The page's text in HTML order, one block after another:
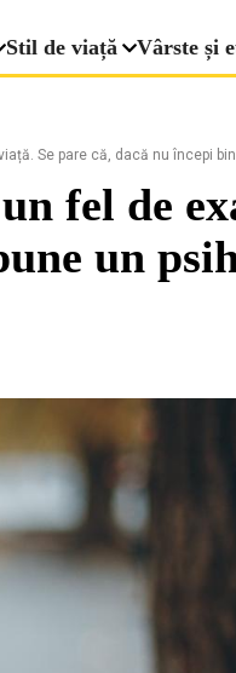
Stil de viață Vârste și
Se pare că, dacă nu începi
fel de
un